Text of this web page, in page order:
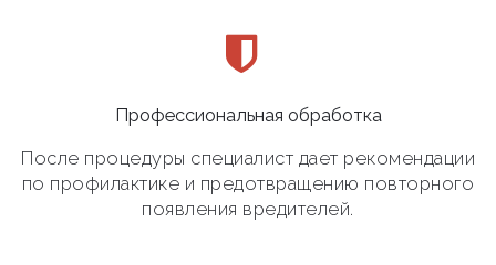
Профессиональная обработка
После процедуры специалист дает рекомендации
по профилактике и предотвращению повторного
появления вредителей.